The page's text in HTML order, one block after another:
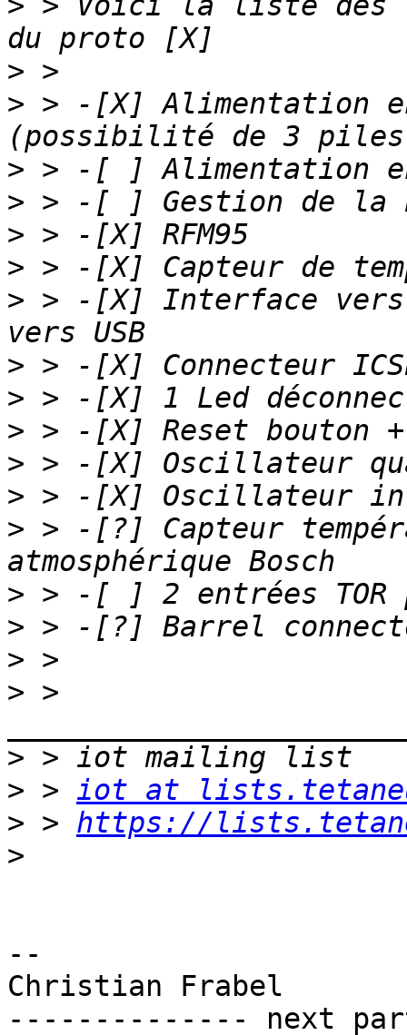
>
> > -[X] Alimentation
>
>
>
>
> > -[X] Interface
>
>
>
>
>
> > -[?] Capteur
>
>
>
> >
>
> > iot at
> > https://
>
--
Christian Frabel
-------------- next